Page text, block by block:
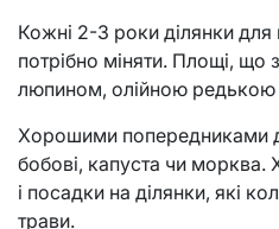
Кожні 2-3 роки ділянки для
потрібно міняти. Площі, що
люпином, олійною редькою
Хорошими попередниками
бобові, капуста чи морква.
і посадки на ділянки, які
трави.